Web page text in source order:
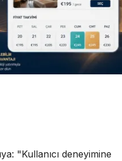
"Kullanıcı deneyimine